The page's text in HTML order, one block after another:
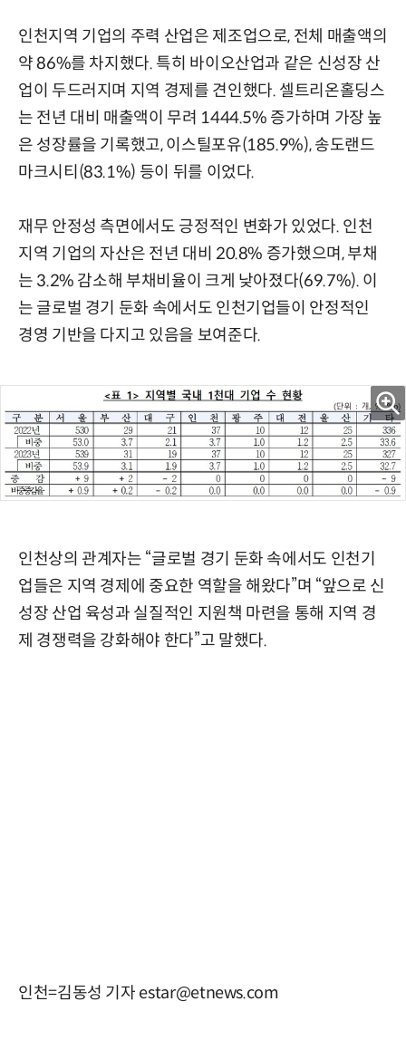
인천지역 기업의 주력 산업은 제조업으로, 전체 매출액의
약 86%를 차지했다. 특히 바이오산업과 같은 신성장 산
업이 두드러지며 지역 경제를 견인했다. 셀트리온홀딩스
는 전년 대비 매출액이 무려 1444.5% 증가하며 가장 높
은 성장률을 기록했고, 이스틸포유(185.9%), 송도랜드
마크시티(83.1%) 등이 뒤를 이었다.
재무 안정성 측면에서도 긍정적인 변화가 있었다. 인천
지역 기업의 자산은 전년 대비 20.8% 증가했으며, 부채
는 3.2% 감소해 부채비율이 크게 낮아졌다(69.7%). 이
는 글로벌 경기 둔화 속에서도 인천기업들이 안정적인
경영 기반을 다지고 있음을 보여준다.
인천상의 관계자는 “글로벌 경기 둔화 속에서도 인천기
업들은 지역 경제에 중요한 역할을 해왔다”며 “앞으로 신
성장 산업 육성과 실질적인 지원책 마련을 통해 지역 경
제 경쟁력을 강화해야 한다”고 말했다.
인천=김동성 기자 estar@etnews.com